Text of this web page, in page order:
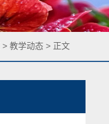
> 教学动态 > 正文